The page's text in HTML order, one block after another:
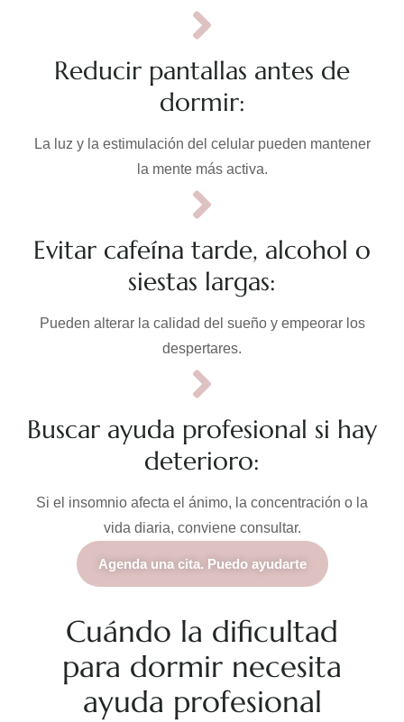
Reducir pantallas antes de
dormir:
La luz y la estimulación del celular pueden mantener
la mente más activa.
Evitar cafeína tarde, alcohol o
siestas largas:
Pueden alterar la calidad del sueño y empeorar los
despertares.
Buscar ayuda profesional si hay
deterioro:
Si el insomnio afecta el ánimo, la concentración o la
vida diaria, conviene consultar.
Agenda una cita. Puedo ayudarte
Cuándo la dificultad
para dormir necesita
ayuda profesional